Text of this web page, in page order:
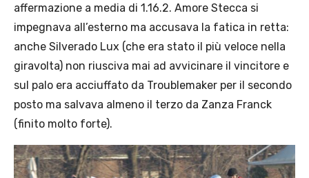
affermazione a media di 1.16.2. Amore Stecca si
impegnava all’esterno ma accusava la fatica in retta:
anche Silverado Lux (che era stato il più veloce nella
giravolta) non riusciva mai ad avvicinare il vincitore e
sul palo era acciuffato da Troublemaker per il secondo
posto ma salvava almeno il terzo da Zanza Franck
(finito molto forte).